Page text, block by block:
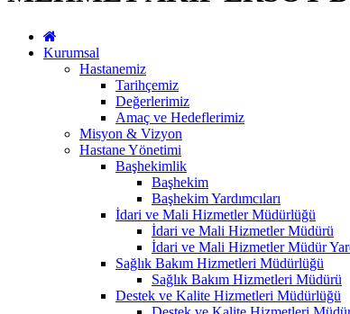
Kurumsal
Hastanemiz
Tarihçemiz
Değerlerimiz
Amaç ve Hedeflerimiz
Misyon & Vizyon
Hastane Yönetimi
Başhekimlik
Başhekim
Başhekim Yardımcıları
İdari ve Mali Hizmetler Müdürlüğü
İdari ve Mali Hizmetler Müdürü
İdari ve Mali Hizmetler Müdür
Sağlık Bakım Hizmetleri Müdürlüğü
Sağlık Bakım Hizmetleri Müdürü
Destek ve Kalite Hizmetleri Müdürlüğü